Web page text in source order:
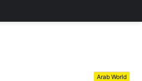
Arab World